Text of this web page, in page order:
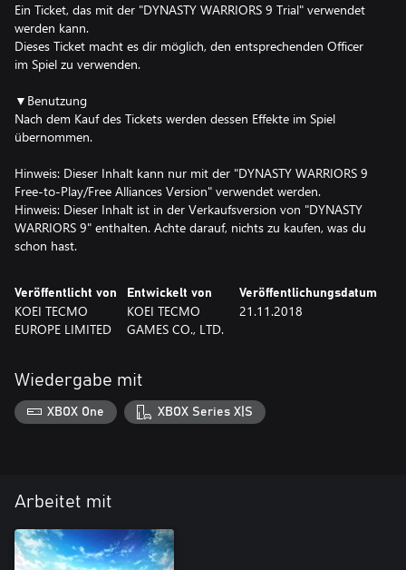
Ein Ticket, das mit der "DYNASTY WARRIORS 9 Trial" verwendet
werden kann.
Dieses Ticket macht es dir möglich, den entsprechenden Officer
im Spiel zu verwenden.
▼Benutzung
Nach dem Kauf des Tickets werden dessen Effekte im Spiel
übernommen.
Hinweis: Dieser Inhalt kann nur mit der "DYNASTY WARRIORS 9
Free-to-Play/Free Alliances Version" verwendet werden.
Hinweis: Dieser Inhalt ist in der Verkaufsversion von "DYNASTY
WARRIORS 9" enthalten. Achte darauf, nichts zu kaufen, was du
schon hast.
Veröffentlicht von
KOEI TECMO
EUROPE LIMITED
Entwickelt von
KOEI TECMO
GAMES CO., LTD.
Veröffentlichungsdatum
21.11.2018
Wiedergabe mit
XBOX One XBOX Series X|S
Arbeitet mit